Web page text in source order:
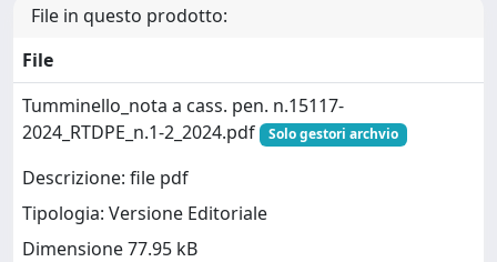
File in questo prodotto:
File
Tumminello_nota a cass. pen. n.15117-
2024_RTDPE_n.1-2_2024.pdf
Solo gestori archvio
Descrizione: file pdf
Tipologia: Versione Editoriale
Dimensione 77.95 kB